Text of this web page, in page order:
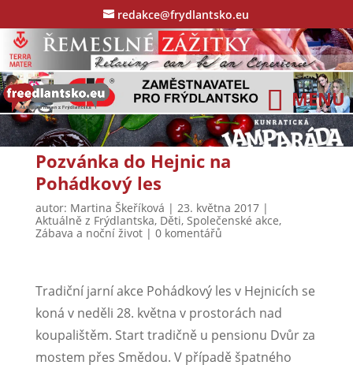
redakce@frydlantsko.eu
Pozvánka do Hejnic na
Pohádkový les
autor: Martina Škeříková | 23. května 2017|
Aktuálně z Frýdlantska, Děti, Společenské akce,
Zábava a noční život| 0 komentářů
Tradiční jarní akce Pohádkový les v Hejnicích se
koná v neděli 28. května v prostorách nad
koupalištěm. Start tradičně u pensionu Dvůr za
mostem přes Smědou. V případě špatného